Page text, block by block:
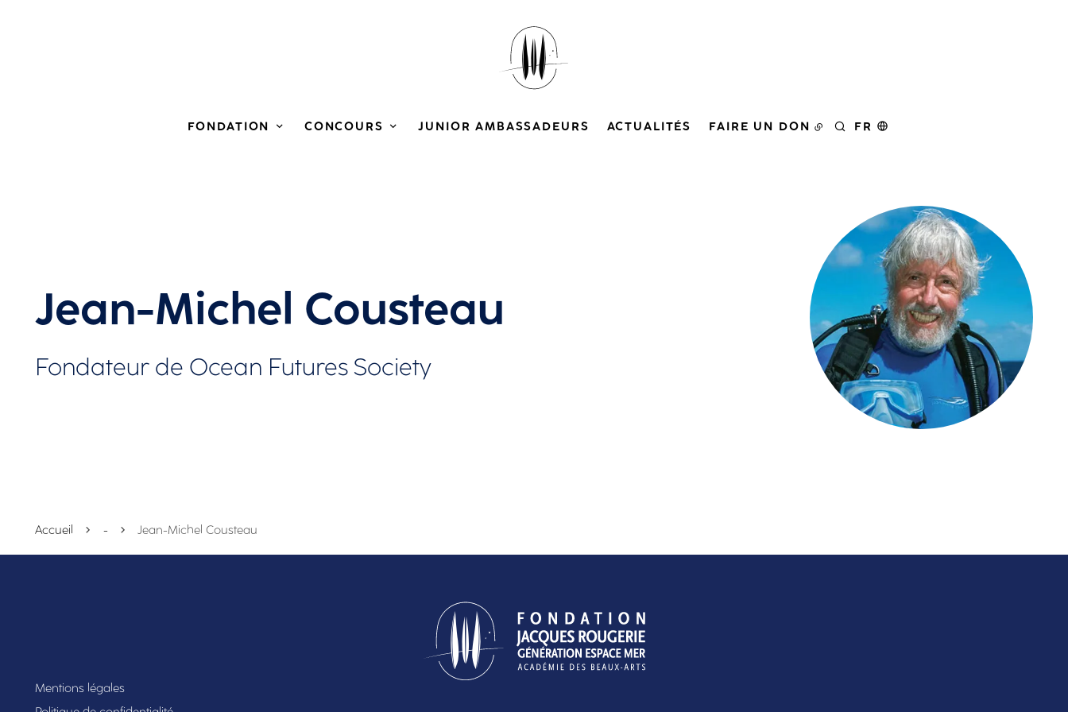
FONDATION CONCOURS JUNIOR AMBASSADEURS ACTUALITÉS FAIRE UN DON RECHERCHER
FR
Jean-Michel Cousteau
Fondateur de Ocean Futures Society
Agrandir
Accueil - Jean-Michel Cousteau
Mentions légales